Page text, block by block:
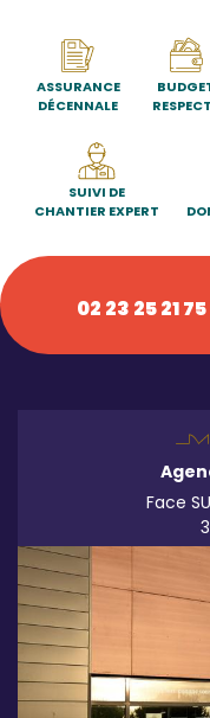
ASSURANCE
DÉCENNALE
SUIVI DE
CHANTIER EXPERT
02 23 25 21 75
Face